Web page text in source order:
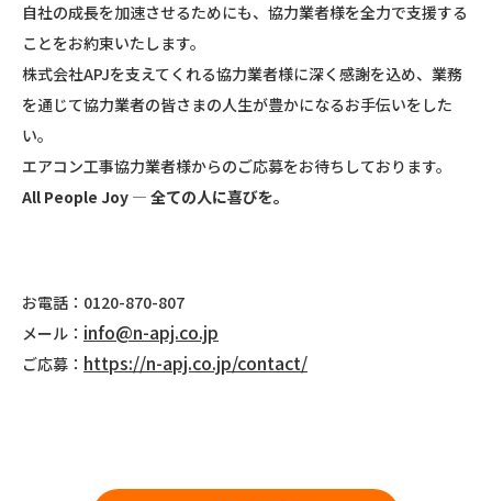
自社の成長を加速させるためにも、協力業者様を全力で支援する
ことをお約束いたします。
株式会社APJを支えてくれる協力業者様に深く感謝を込め、業務
を通じて協力業者の皆さまの人生が豊かになるお手伝いをした
い。
エアコン工事協力業者様からのご応募をお待ちしております。
All People Joy ― 全ての人に喜びを。
お電話：0120-870-807
メール： info@n-apj.co.jp
ご応募： https://n-apj.co.jp/contact/